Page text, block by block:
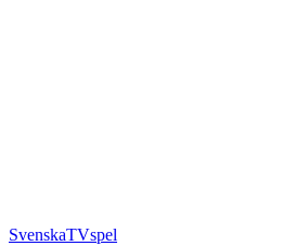
SvenskaTVspel